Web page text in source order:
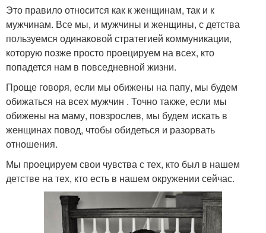
Это правило относится как к женщинам, так и к
мужчинам. Все мы, и мужчины и женщины, с детства
пользуемся одинаковой стратегией коммуникации,
которую позже просто проецируем на всех, кто
попадется нам в повседневной жизни.
Проще говоря, если мы обижены на папу, мы будем
обижаться на всех мужчин . Точно также, если мы
обижены на маму, повзрослев, мы будем искать в
женщинах повод, чтобы обидеться и разорвать
отношения.
Мы проецируем свои чувства с тех, кто был в нашем
детстве на тех, кто есть в нашем окружении сейчас.